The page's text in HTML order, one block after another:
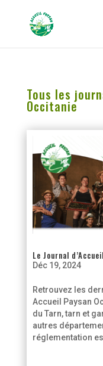
Type-Options Referrer-Policy
Tous les
Occitanie
Le Journal
Déc 19, 2024
Retrouvez les
Accueil Paysan
du Tarn, tarn et
autres
réglementation